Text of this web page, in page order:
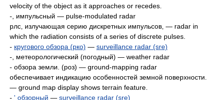
velocity of the object as it approaches or recedes.
-, импульсный — pulse-modulated radar
рлс, излучающая серию дискретных импульсов, — radar in
which the radiation consists of a series of discrete pulses.
- кругового обзора (рко) — surveillance radar (sre)
-, метеорологический (погодный) — weather radar
- обзора земли. (роз) — ground-mapping radar
обеспечивает индикацию особенностей земной поверхности.
— ground map display shows terrain feature.
- ' обзорный — surveillance radar (sre)